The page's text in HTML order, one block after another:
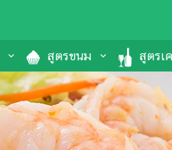
สูตรขนม สูตรเ